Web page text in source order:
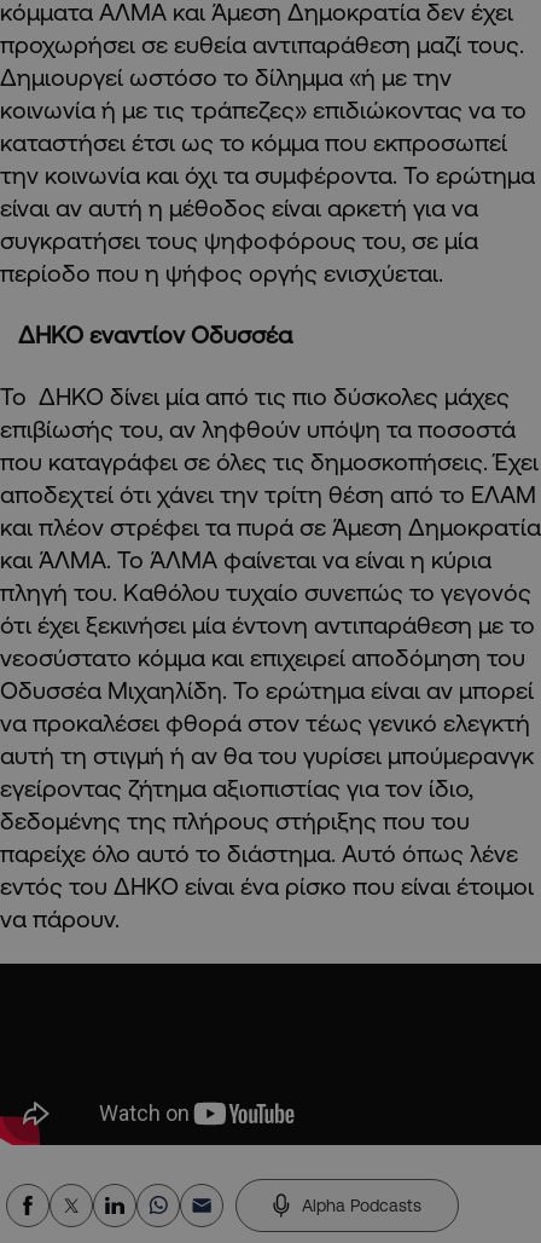
κόμματα ΑΛΜΑ και Άμεση Δημοκρατία δεν έχει
προχωρήσει σε ευθεία αντιπαράθεση μαζί τους.
Δημιουργεί ωστόσο το δίλημμα «ή με την
κοινωνία ή με τις τράπεζες» επιδιώκοντας να το
καταστήσει έτσι ως το κόμμα που εκπροσωπεί
την κοινωνία και όχι τα συμφέροντα. Το ερώτημα
είναι αν αυτή η μέθοδος είναι αρκετή για να
συγκρατήσει τους ψηφοφόρους του, σε μία
περίοδο που η ψήφος οργής ενισχύεται.
ΔΗΚΟ εναντίον Οδυσσέα
Το ΔΗΚΟ δίνει μία από τις πιο δύσκολες μάχες
επιβίωσής του, αν ληφθούν υπόψη τα ποσοστά
που καταγράφει σε όλες τις δημοσκοπήσεις. Έχει
αποδεχτεί ότι χάνει την τρίτη θέση από το ΕΛΑΜ
και πλέον στρέφει τα πυρά σε Άμεση Δημοκρατία
και ΆΛΜΑ. Το ΆΛΜΑ φαίνεται να είναι η κύρια
πληγή του. Καθόλου τυχαίο συνεπώς το γεγονός
ότι έχει ξεκινήσει μία έντονη αντιπαράθεση με το
νεοσύστατο κόμμα και επιχειρεί αποδόμηση του
Οδυσσέα Μιχαηλίδη. Το ερώτημα είναι αν μπορεί
να προκαλέσει φθορά στον τέως γενικό ελεγκτή
αυτή τη στιγμή ή αν θα του γυρίσει μπούμερανγκ
εγείροντας ζήτημα αξιοπιστίας για τον ίδιο,
δεδομένης της πλήρους στήριξης που του
παρείχε όλο αυτό το διάστημα. Αυτό όπως λένε
εντός του ΔΗΚΟ είναι ένα ρίσκο που είναι έτοιμοι
να πάρουν.
Alpha Podcasts